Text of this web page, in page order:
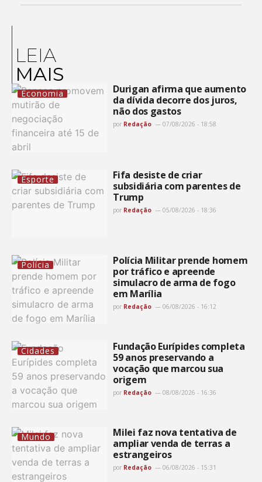
LEIA
MAIS
Economia
Durigan afirma que aumento
da dívida decorre dos juros,
não dos gastos
por Redação 07/08/2026 - 18:58
Esporte
Fifa desiste de criar
subsidiária com parentes de
Trump
por Redação 05/08/2026 - 18:36
Polícia
Polícia Militar prende homem
por tráfico e apreende
simulacro de arma de fogo
em Marília
por Redação 06/08/2026 - 16:12
Cidades
Fundação Eurípides completa
59 anos preservando a
vocação que marcou sua
origem
por Redação 08/08/2026 - 16:36
Mundo
Milei faz nova tentativa de
ampliar venda de terras a
estrangeiros
por Redação 06/08/2026 - 15:31